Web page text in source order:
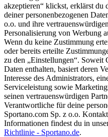
akzeptieren“ klickst, erklärst du
deiner personenbezogenen
o.o. und ihre
Personalisierung von Werbung
Wenn du keine Zustimmung
oder bereits erteilte
zu den „Einstellungen“. Soweit
Daten enthalten, basiert deren
Interesse des Administrators,
Serviceleistung sowie
seinen vertrauenswürdigen
Verantwortliche für deine
Sportano.com Sp. z o.o.
Informationen findest du in
Richtlinie - Sportano.de.